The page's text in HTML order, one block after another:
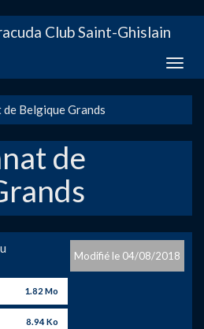
Club Saint-Ghislain
Toggle
Belgique Grands
de
04/08/2018
1.82 Mo
8.94 Ko